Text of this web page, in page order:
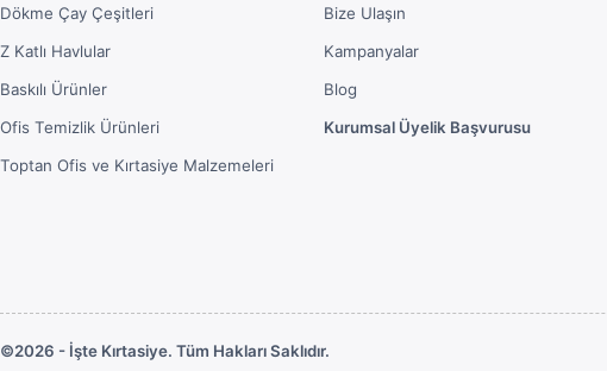
Dökme Çay Çeşitleri
Z Katlı Havlular
Baskılı Ürünler
Ofis Temizlik Ürünleri
Toptan Ofis ve Kırtasiye Malzemeleri
Bize Ulaşın
Kampanyalar
Blog
Kurumsal Üyelik Başvurusu
©2026 - İşte Kırtasiye. Tüm Hakları Saklıdır.